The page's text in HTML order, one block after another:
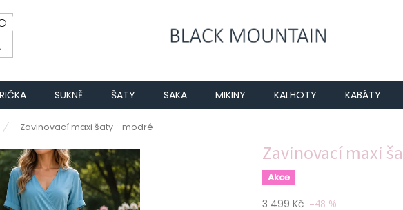
SUKNĚ ŠATY SAKA MIKINY KALHOTY KABÁTY
Zavinovací maxi šaty - modré
Zavinovací maxi
Akce
3 499 Kč –48 %